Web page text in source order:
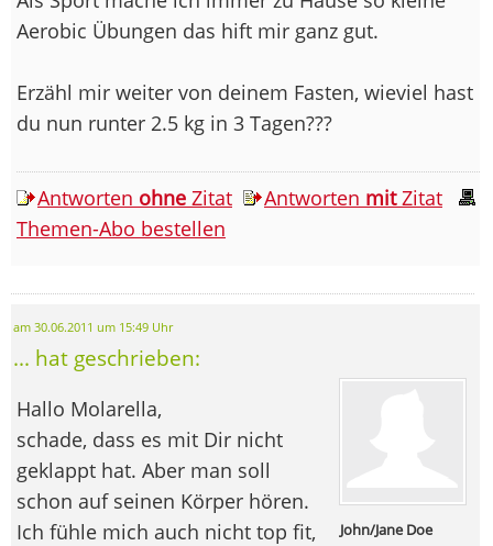
Aerobic Übungen das hift mir ganz gut.
Erzähl mir weiter von deinem Fasten, wieviel hast
du nun runter 2.5 kg in 3 Tagen???
Antworten ohne Zitat Antworten mitZitat
Themen-Abo bestellen
am 30.06.2011 um 15:49 Uhr
... hat geschrieben:
John/Jane Doe
Hallo Molarella,
schade, dass es mit Dir nicht
geklappt hat. Aber man soll
schon auf seinen Körper hören.
Ich fühle mich auch nicht top fit,